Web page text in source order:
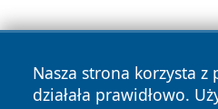
Nasza strona korzysta
działała prawidłowo.